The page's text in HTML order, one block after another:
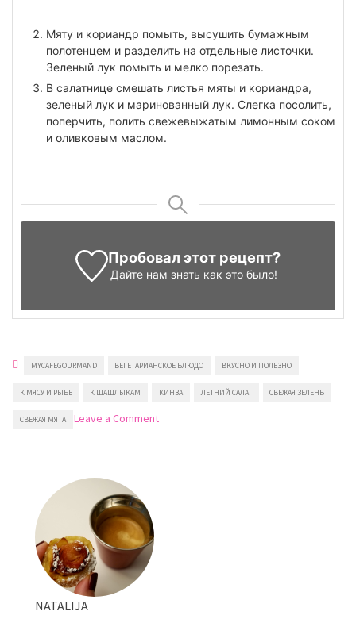
Мяту и кориандр помыть, высушить бумажным
полотенцем и разделить на отдельные листочки.
Зеленый лук помыть и мелко порезать.
В салатнице смешать листья мяты и кориандра,
зеленый лук и маринованный лук. Слегка посолить,
поперчить, полить свежевыжатым лимонным соком
и оливковым маслом.
Пробовал этот рецепт?
Дайте нам знать как это было!
MYCAFEGOURMAND ВЕГЕТАРИАНСКОЕ БЛЮДО ВКУСНО И ПОЛЕЗНО
К МЯСУ И РЫБЕ К ШАШЛЫКАМ КИНЗА ЛЕТНИЙ САЛАТ СВЕЖАЯ ЗЕЛЕНЬ
СВЕЖАЯ МЯТА Leave a Commenton
NATALIJA